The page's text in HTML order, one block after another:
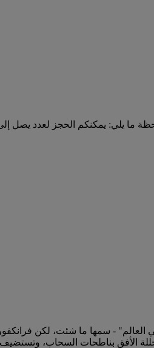
ما يلي: يمكنكم الحجز لعدد يصل
- سمها ما شئت، لكن
الأفق بناطحات السحاب،